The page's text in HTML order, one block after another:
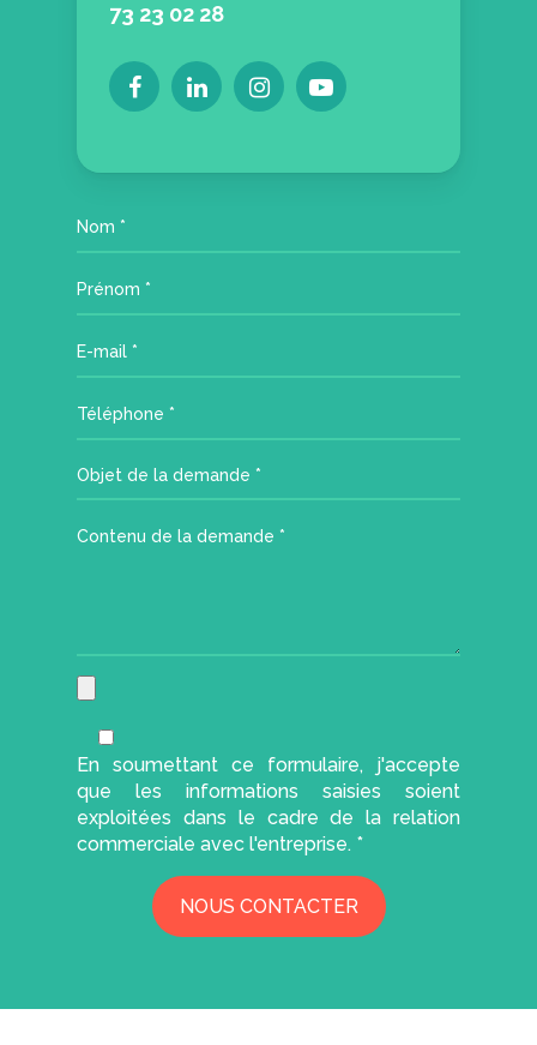
73 23 02 28
En soumettant ce formulaire, j'accepte
que les informations saisies soient
exploitées dans le cadre de la relation
commerciale avec l'entreprise. *